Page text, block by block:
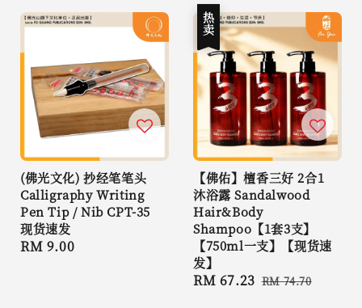
(佛光文化) 抄经笔笔头
Calligraphy Writing
Pen Tip / Nib CPT-35
现货速发
Regular
RM 9.00
热卖
【佛佑】檀香三好 2合1
沐浴露 Sandalwood
Hair&Body
Shampoo【1套3支】
【750ml一支】【现货速
发】
Sale
RM 67.23 Regular
RM 74.70